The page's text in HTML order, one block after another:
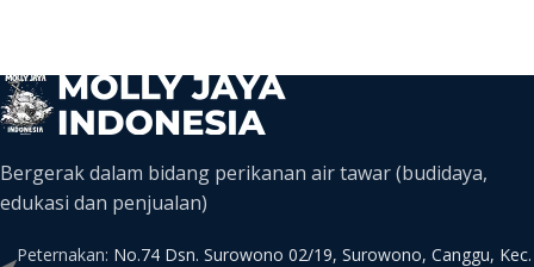
Bergerak dalam bidang perikanan air tawar (budidaya,
edukasi dan penjualan)
Peternakan: No.74 Dsn. Surowono 02/19, Surowono, Canggu, Kec.